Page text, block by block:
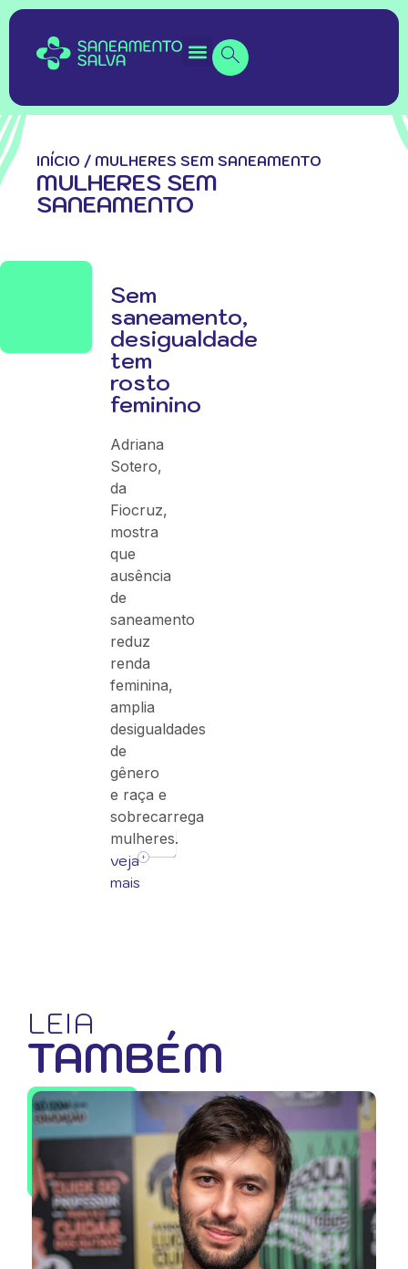
INÍCIO / MULHERES SEM SANEAMENTO
MULHERES SEM
SANEAMENTO
Sem
saneamento,
desigualdade
tem
rosto
feminino
Adriana
Sotero,
da
Fiocruz,
mostra
que
ausência
de
saneamento
reduz
renda
feminina,
amplia
desigualdades
de
gênero
e raça e
sobrecarrega
mulheres.
veja
mais
LEIA
TAMBÉM